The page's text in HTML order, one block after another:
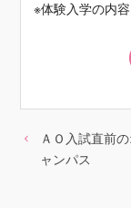
※体験入学の内
ＡＯ入試直前
ャンパス